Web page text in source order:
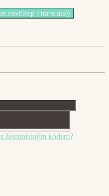
šestimístným kódem?